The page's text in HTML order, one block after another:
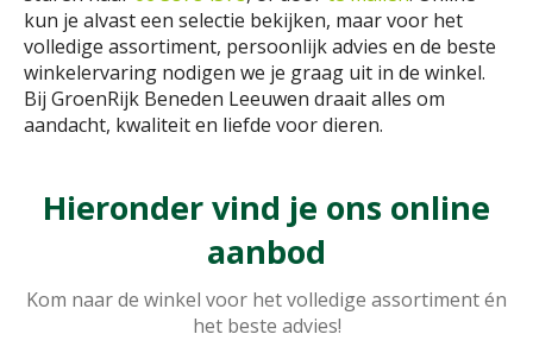
kun je alvast een selectie bekijken, maar voor het
volledige assortiment, persoonlijk advies en de beste
winkelervaring nodigen we je graag uit in de winkel.
Bij GroenRijk Beneden Leeuwen draait alles om
aandacht, kwaliteit en liefde voor dieren.
Hieronder vind je ons online
aanbod
Kom naar de winkel voor het volledige assortiment én
het beste advies!